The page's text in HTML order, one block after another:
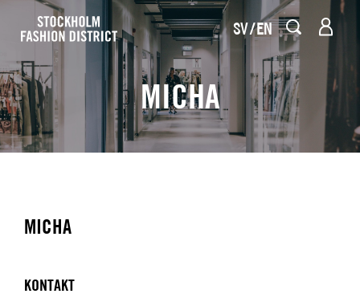
SV EN
MICHA
MICHA
KONTAKT